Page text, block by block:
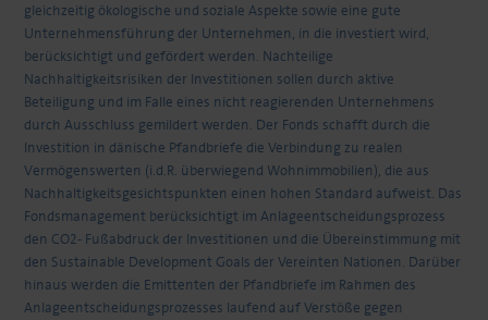
gleichzeitig ökologische und soziale Aspekte sowie eine gute
Unternehmensführung der Unternehmen, in die investiert wird,
berücksichtigt und gefördert werden. Nachteilige
Nachhaltigkeitsrisiken der Investitionen sollen durch aktive
Beteiligung und im Falle eines nicht reagierenden Unternehmens
durch Ausschluss gemildert werden. Der Fonds schafft durch die
Investition in dänische Pfandbriefe die Verbindung zu realen
Vermögenswerten (i.d.R. überwiegend Wohnimmobilien), die aus
Nachhaltigkeitsgesichtspunkten einen hohen Standard aufweist. Das
Fondsmanagement berücksichtigt im Anlageentscheidungsprozess
den CO2- Fußabdruck der Investitionen und die Übereinstimmung mit
den Sustainable Development Goals der Vereinten Nationen. Darüber
hinaus werden die Emittenten der Pfandbriefe im Rahmen des
Anlageentscheidungsprozesses laufend auf Verstöße gegen